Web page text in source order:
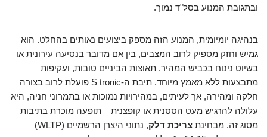
ובתגובת המנוע בסל"ד נמוך.
בנהיגה יומיומית, המנוע הזה מספק ביצועים נאותים בהחלט. הוא
גמיש וחזק מספיק לרוב המצבים, בין אם מדובר בנסיעה עירונית או
בשיוט נינוח בכביש המהיר. תאוצות הביניים טובות, ועקיפות
מתבצעות ללא מאמץ מיוחד. תיבת ה-S tronic פועלת לרוב בצורה
חלקה ומהירה, אך לעיתים, במהירויות נמוכות או בתמרוני חניה, היא
עלולה להרגיש מעט הססנית או קופצנית – תופעה מוכרת בתיבות
מסוג זה. מבחינת צריכת דלק
, נתוני היצרן הרשמיים (WLTP)